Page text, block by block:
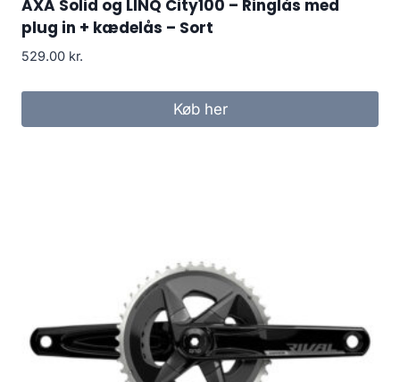
AXA Solid og LINQ City100 – Ringlås med
plug in + kædelås – Sort
529.00 kr.
Køb her